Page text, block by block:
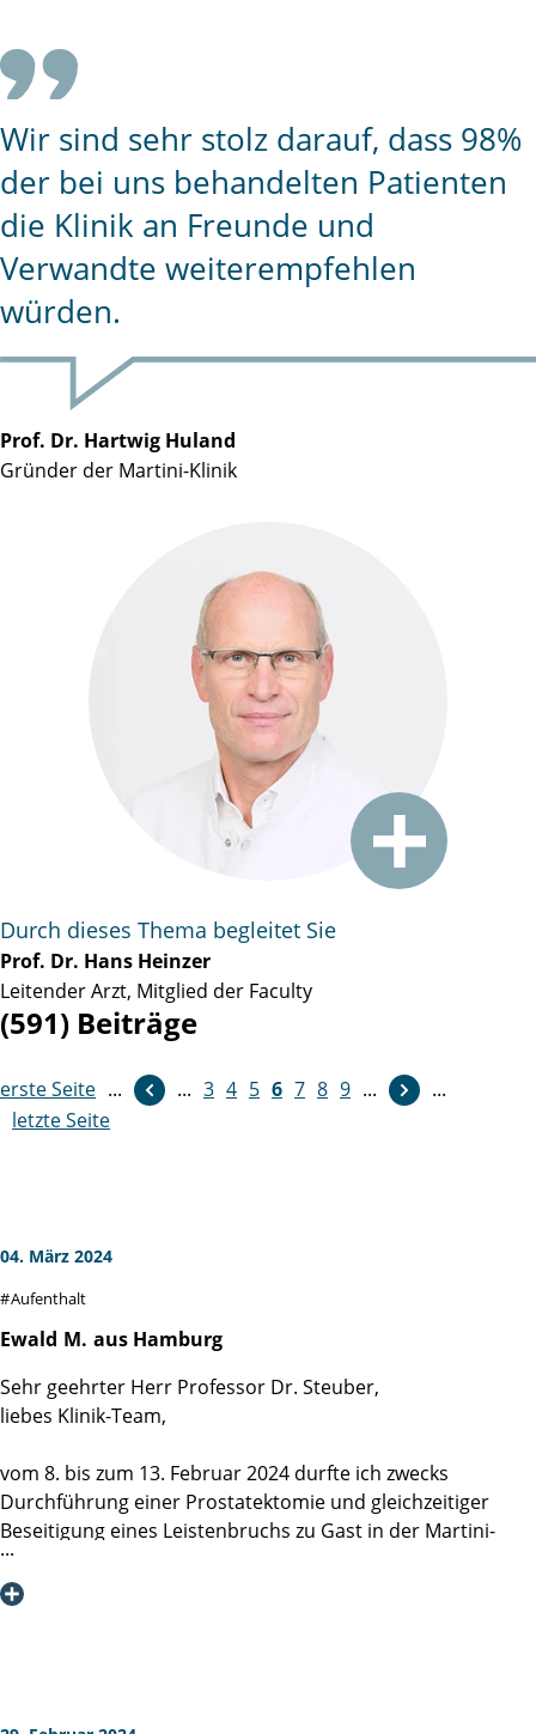
Wir sind sehr stolz darauf, dass 98%
der bei uns behandelten Patienten
die Klinik an Freunde und
Verwandte weiterempfehlen
würden.
Prof. Dr. Hartwig Huland
Gründer der Martini-Klinik
Durch dieses Thema begleitet Sie
Prof. Dr. Hans Heinzer
Leitender Arzt, Mitglied der Faculty
(591) Beiträge
erste Seite ... ... 3 4 5 6 7 8 9 ...
weiter
...
letzte Seite
04. März 2024
Aufenthalt
Ewald M. aus Hamburg
Sehr geehrter Herr Professor Dr. Steuber,
liebes Klinik-Team,
vom 8. bis zum 13. Februar 2024 durfte ich zwecks
Durchführung einer Prostatektomie und gleichzeitiger
Beseitigung eines Leistenbruchs zu Gast in der Martini-
Klinik sein.